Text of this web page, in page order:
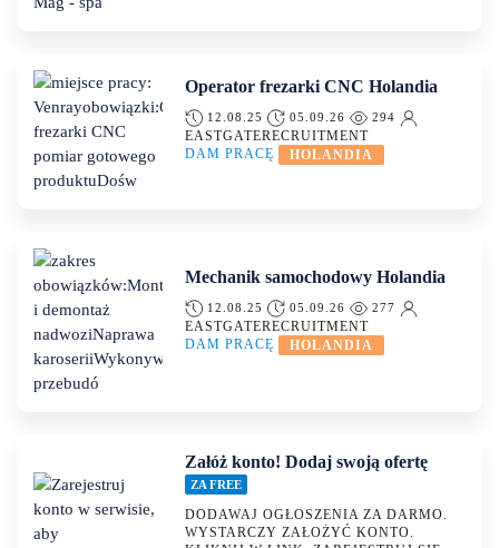
Operator frezarki CNC Holandia
12.08.25 05.09.26 294
EASTGATERECRUITMENT
DAM PRACĘ
HOLANDIA
Mechanik samochodowy Holandia
12.08.25 05.09.26 277
EASTGATERECRUITMENT
DAM PRACĘ
HOLANDIA
Załóż konto! Dodaj swoją ofertę
ZA FREE
DODAWAJ OGŁOSZENIA ZA DARMO.
WYSTARCZY ZAŁOŻYĆ KONTO.